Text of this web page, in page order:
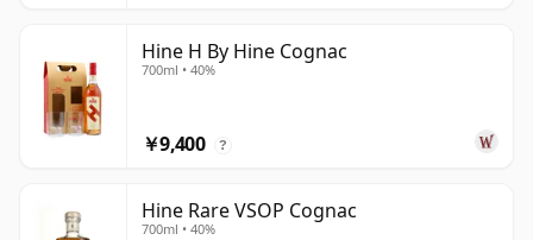
Hine H By Hine Cognac
700ml • 40%
￥9,400 ?
Hine Rare VSOP Cognac
700ml • 40%